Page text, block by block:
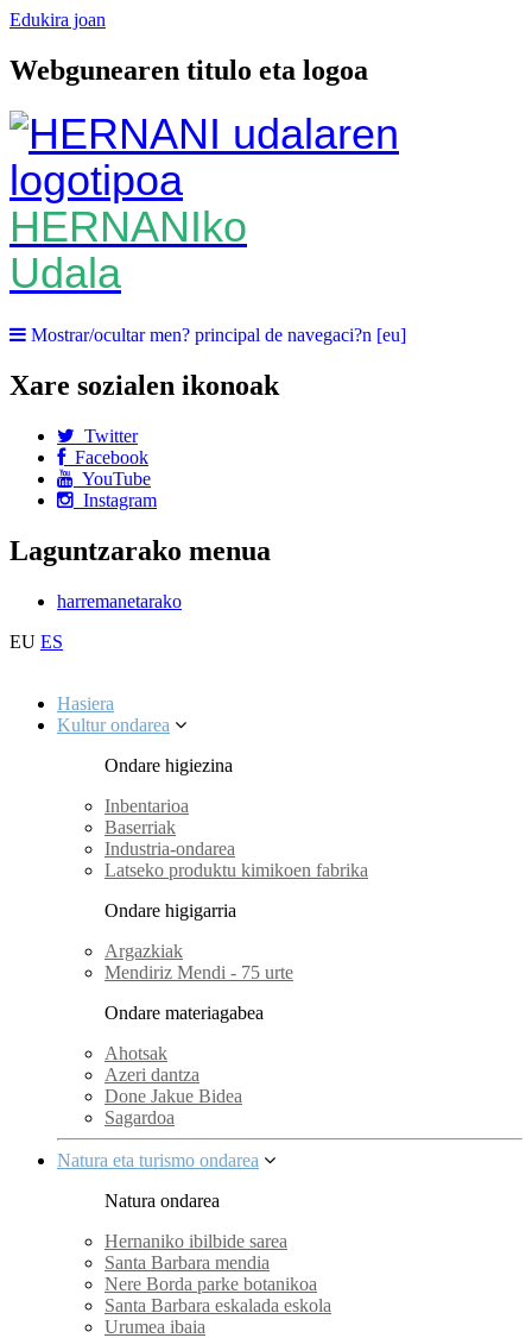
Edukira joan
Webgunearen titulo eta logoa
HERNANIko
Udala
Mostrar/ocultar men? principal de navegaci?n [eu]
Xare sozialen ikonoak
Twitter
Facebook
YouTube
Instagram
Laguntzarako menua
harremanetarako
EU ES
Hasiera
Kultur ondarea
Ondare higiezina
Inbentarioa
Baserriak
Industria-ondarea
Latseko produktu kimikoen fabrika
Ondare higigarria
Argazkiak
Mendiriz Mendi - 75 urte
Ondare materiagabea
Ahotsak
Azeri dantza
Done Jakue Bidea
Sagardoa
Natura eta turismo ondarea
Natura ondarea
Hernaniko ibilbide sarea
Santa Barbara mendia
Nere Borda parke botanikoa
Santa Barbara eskalada eskola
Urumea ibaia